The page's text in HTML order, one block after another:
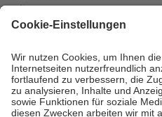
mit.
Grundsätzlich leisten Mitglieder
höchstens zehn Euro.
Es sind
Kosten der Leistung zu entrichten.
Diese Regeln gelten
Bei Heilmitteln und häuslicher
Zuzahlung zehn Prozent der